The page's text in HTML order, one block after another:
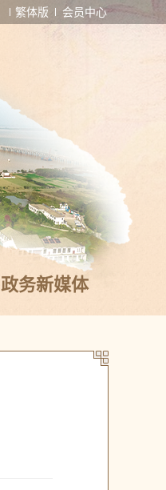
繁体版 会员中心
政务新媒体